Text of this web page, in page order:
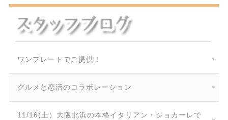
ワンプレートでご提供！
グルメと恋活のコラボレーション
11/16(土）大阪北浜の本格イタリアン・ジョカーレで